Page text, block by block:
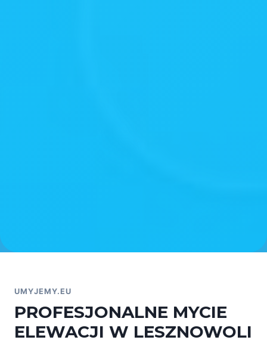
UMYJEMY.EU
PROFESJONALNE MYCIE
ELEWACJI W LESZNOWOLI